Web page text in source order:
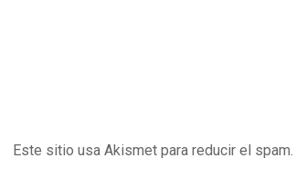
Este sitio usa Akismet para reducir el spam.